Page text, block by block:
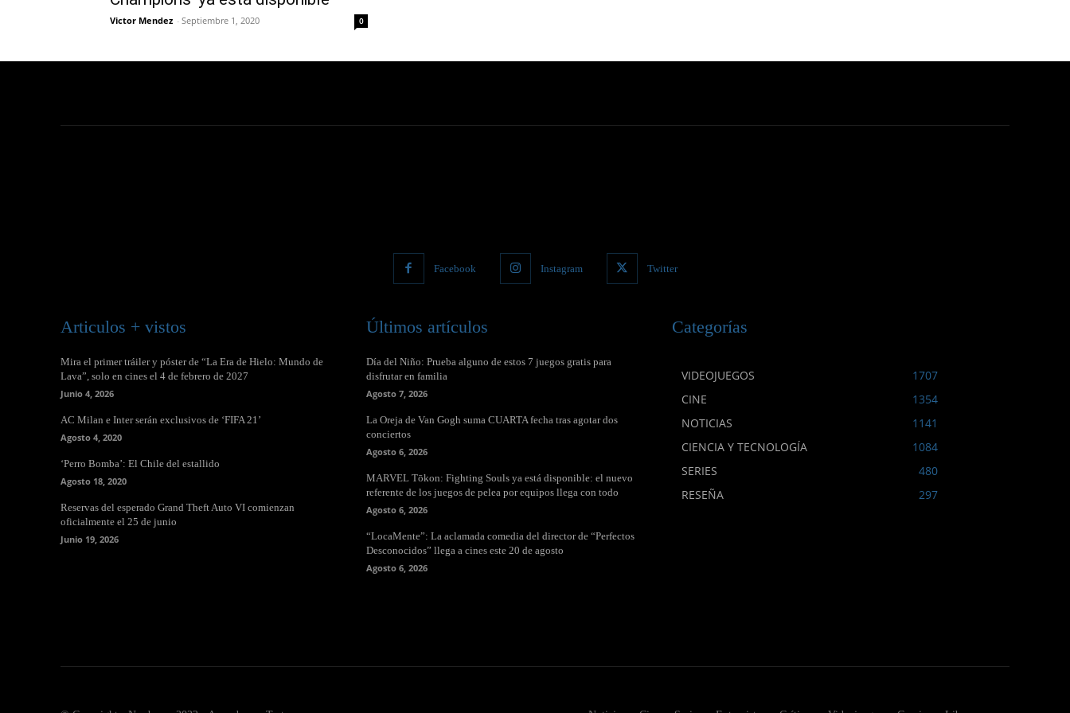
Victor Mendez - Septiembre 1, 2020 0
Facebook Instagram Twitter
Articulos + vistos
Mira el primer tráiler y póster de “La Era de Hielo: Mundo de
Lava”, solo en cines el 4 de febrero de 2027
Junio 4, 2026
AC Milan e Inter serán exclusivos de ‘FIFA 21’
Agosto 4, 2020
‘Perro Bomba’: El Chile del estallido
Agosto 18, 2020
Reservas del esperado Grand Theft Auto VI comienzan
oficialmente el 25 de junio
Junio 19, 2026
Últimos artículos
Día del Niño: Prueba alguno de estos 7 juegos gratis para
disfrutar en familia
Agosto 7, 2026
La Oreja de Van Gogh suma CUARTA fecha tras agotar dos
conciertos
Agosto 6, 2026
MARVEL Tōkon: Fighting Souls ya está disponible: el nuevo
referente de los juegos de pelea por equipos llega con todo
Agosto 6, 2026
“LocaMente”: La aclamada comedia del director de “Perfectos
Desconocidos” llega a cines este 20 de agosto
Agosto 6, 2026
Categorías
VIDEOJUEGOS
1707
CINE
1354
NOTICIAS
1141
CIENCIA Y TECNOLOGÍA
1084
SERIES
480
RESEÑA
297